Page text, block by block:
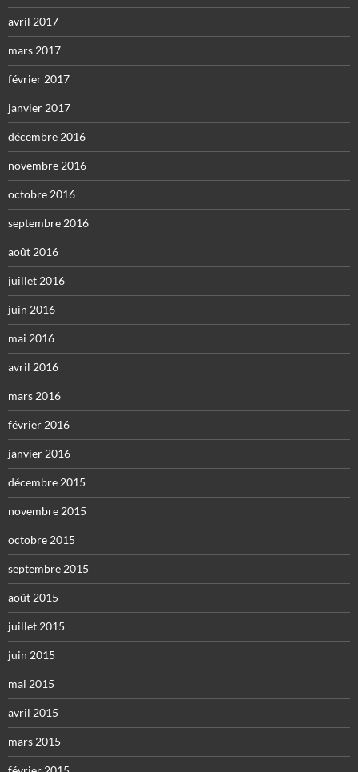
avril 2017
mars 2017
février 2017
janvier 2017
décembre 2016
novembre 2016
octobre 2016
septembre 2016
août 2016
juillet 2016
juin 2016
mai 2016
avril 2016
mars 2016
février 2016
janvier 2016
décembre 2015
novembre 2015
octobre 2015
septembre 2015
août 2015
juillet 2015
juin 2015
mai 2015
avril 2015
mars 2015